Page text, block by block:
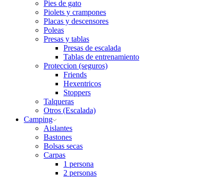
Pies de gato
Piolets y crampones
Placas y descensores
Poleas
Presas y tablas
Presas de escalada
Tablas de entrenamiento
Proteccion (seguros)
Friends
Hexentricos
Stoppers
Talqueras
Otros (Escalada)
Camping
Aislantes
Bastones
Bolsas secas
Carpas
1 persona
2 personas